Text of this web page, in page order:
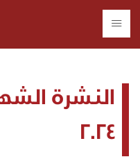
النشرة
2024